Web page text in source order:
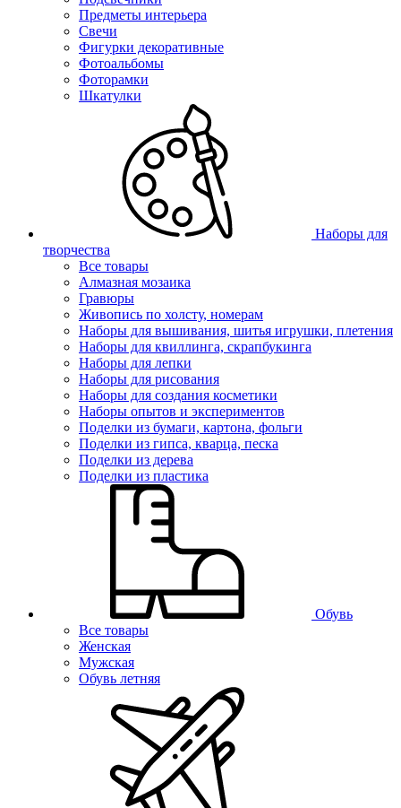
Предметы интерьера
Свечи
Фигурки декоративные
Фотоальбомы
Фоторамки
Шкатулки
Наборы для
творчества
Все товары
Алмазная мозаика
Гравюры
Живопись по холсту, номерам
Наборы для вышивания, шитья игрушки, плетения
Наборы для квиллинга, скрапбукинга
Наборы для лепки
Наборы для рисования
Наборы для создания косметики
Наборы опытов и экспериментов
Поделки из бумаги, картона, фольги
Поделки из гипса, кварца, песка
Поделки из дерева
Поделки из пластика
Обувь
Все товары
Женская
Мужская
Обувь летняя